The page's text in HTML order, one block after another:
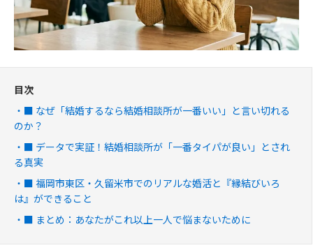
目次
■ なぜ「結婚するなら結婚相談所が一番いい」と言い切れる
のか？
■ データで実証！結婚相談所が「一番タイパが良い」とされ
る真実
■ 福岡市東区・久留米市でのリアルな婚活と『縁結びいろ
は』ができること
■ まとめ：あなたがこれ以上一人で悩まないために